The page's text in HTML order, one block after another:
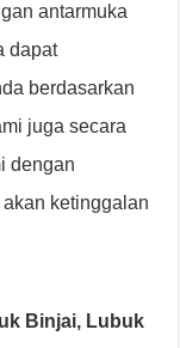
antarmuka
dapat
berdasarkan
juga secara
dengan
ketinggalan
Binjai, Lubuk